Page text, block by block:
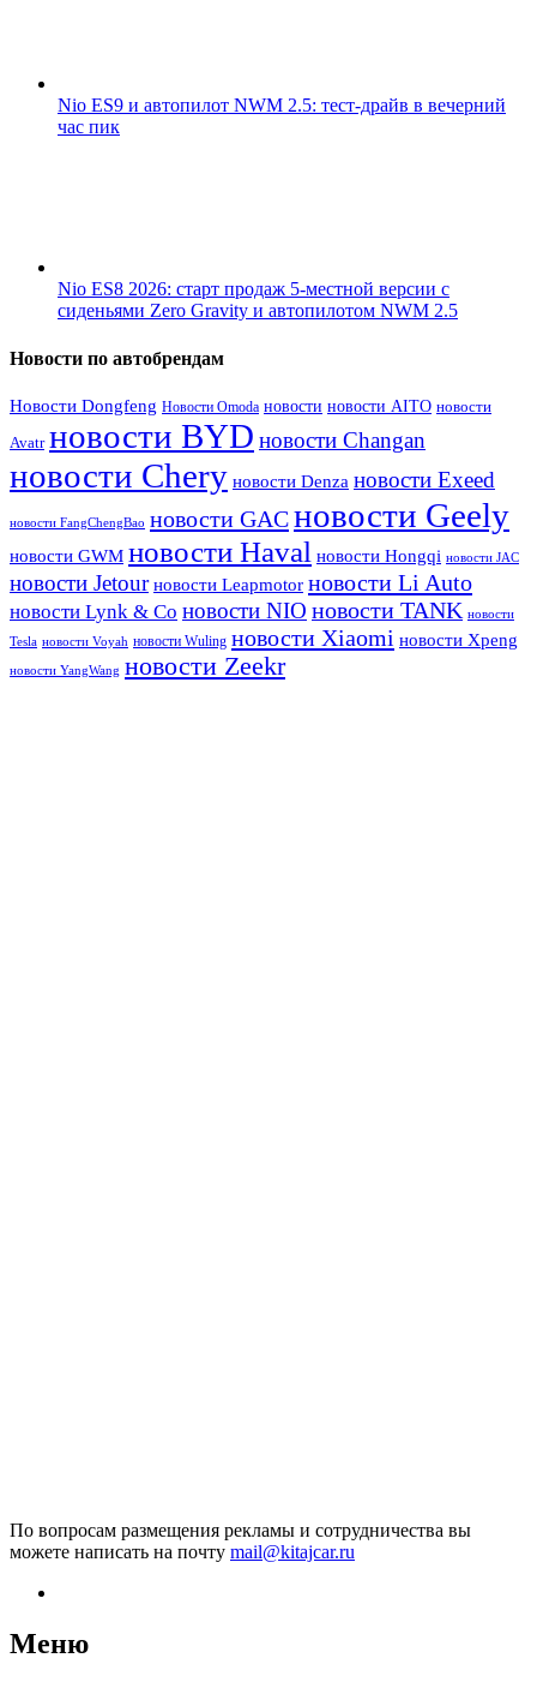
Nio ES9 и автопилот NWM 2.5: тест-драйв в вечерний
час пик
Nio ES8 2026: старт продаж 5-местной версии с
сиденьями Zero Gravity и автопилотом NWM 2.5
Новости по автобрендам
Новости Dongfeng Новости Omoda новости новости AITO новости
Avatr новости BYD новости Changan
новости Chery новости Denza новости Exeed
новости FangChengBao новости GACновости Geely
новости GWM новости Haval новости Hongqi новости JAC
новости Jetour новости Leapmotor новости Li Auto
новости Lynk & Co новости NIO новости TANK новости
Tesla новости Voyah новости Wuling новости Xiaomi новости Xpeng
новости YangWang новости Zeekr
По вопросам размещения рекламы и сотрудничества вы
можете написать на почту mail@kitajcar.ru
Меню